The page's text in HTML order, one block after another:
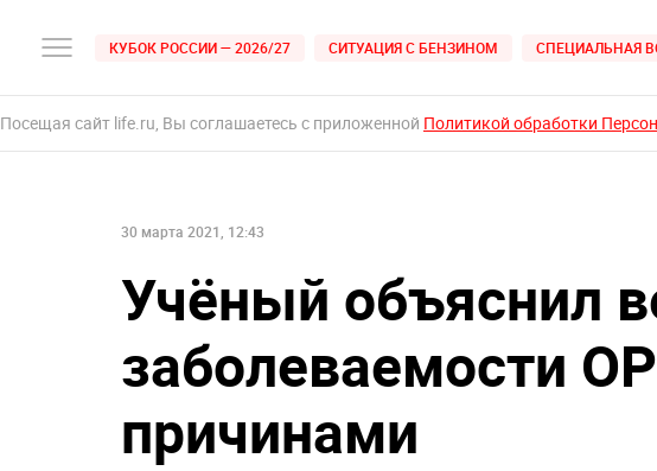
КУБОК РОССИИ — 2026/27 СИТУАЦИЯ С БЕНЗИНОМ СПЕЦИАЛЬНАЯ
Посещая сайт life.ru, Вы соглашаетесь с приложенной Политикой обработки
30 марта 2021, 12:43
Учёный объяснил
заболеваемости
причинами